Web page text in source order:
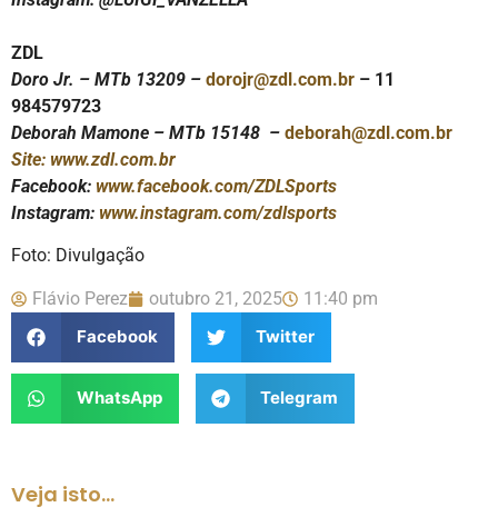
ZDL
Doro Jr. – MTb 13209 – dorojr@zdl.com.br – 11
984579723
Deborah Mamone – MTb 15148 – deborah@zdl.com.br
Site: www.zdl.com.br
Facebook: www.facebook.com/ZDLSports
Instagram: www.instagram.com/zdlsports
Foto: Divulgação
Flávio Perez outubro 21, 2025
11:40 pm
Facebook
Twitter
WhatsApp Telegram
Veja isto...